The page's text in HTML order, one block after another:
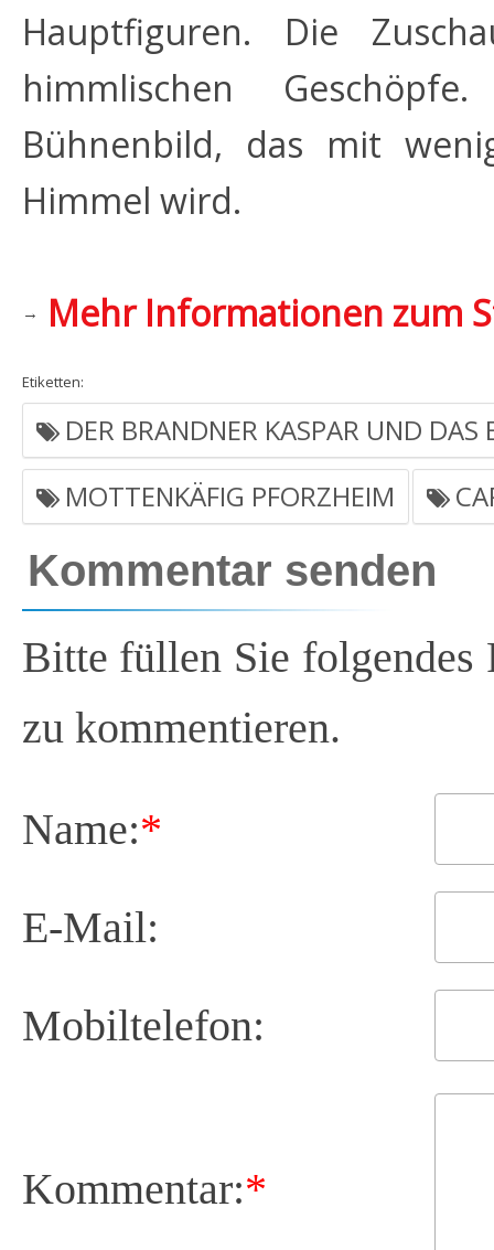
Hauptfiguren. Die
himmlischen
Bühnenbild, das mit
Himmel wird.
→ Mehr Informationen zum
Etiketten:
DER BRANDNER KASPAR UND DAS
MOTTENKÄFIG PFORZHEIM
Kommentar senden
Bitte füllen Sie folgendes
zu kommentieren.
Name:*
E-Mail:
Mobiltelefon:
Kommentar:*